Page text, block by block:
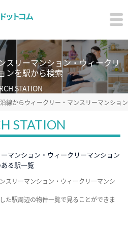
スリーマンション・ウィークリ
ンを駅から検索
STATION
沿線からウィークリー・マンスリーマンショ
STATION
マンション・ウィークリーマンション
る駅一覧
スリーマンション・ウィークリーマンシ
た駅周辺の物件一覧で見ることができま